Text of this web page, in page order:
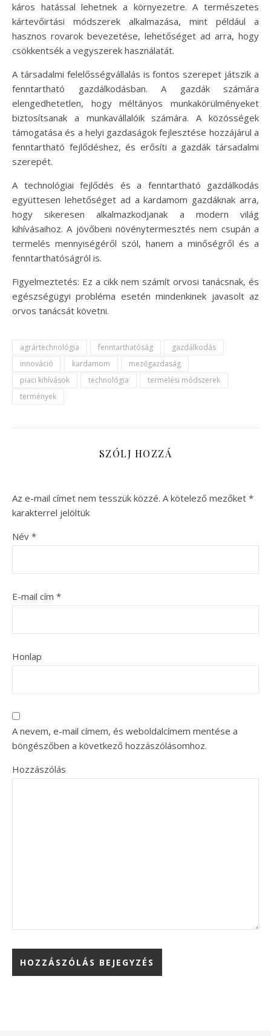
káros hatással lehetnek a környezetre. A természetes
kártevőirtási módszerek alkalmazása, mint például a
hasznos rovarok bevezetése, lehetőséget ad arra, hogy
csökkentsék a vegyszerek használatát.
A társadalmi felelősségvállalás is fontos szerepet játszik a
fenntartható gazdálkodásban. A gazdák számára
elengedhetetlen, hogy méltányos munkakörülményeket
biztosítsanak a munkavállalóik számára. A közösségek
támogatása és a helyi gazdaságok fejlesztése hozzájárul a
fenntartható fejlődéshez, és erősíti a gazdák társadalmi
szerepét.
A technológiai fejlődés és a fenntartható gazdálkodás
együttesen lehetőséget ad a kardamom gazdáknak arra,
hogy sikeresen alkalmazkodjanak a modern világ
kihívásaihoz. A jövőbeni növénytermesztés nem csupán a
termelés mennyiségéről szól, hanem a minőségről és a
fenntarthatóságról is.
Figyelmeztetés: Ez a cikk nem számít orvosi tanácsnak, és
egészségügyi probléma esetén mindenkinek javasolt az
orvos tanácsát követni.
agrártechnológia fenntarthatóság
gazdálkodás
innováció
kardamom
mezőgazdaság
piaci kihívások
technológia
termelési módszerek
termények
SZÓLJ HOZZÁ
Az e-mail címet nem tesszük közzé. A kötelező mezőket *
karakterrel jelöltük
Név *
E-mail cím *
Honlap
A nevem, e-mail címem, és weboldalcímem mentése a
böngészőben a következő hozzászólásomhoz.
Hozzászólás